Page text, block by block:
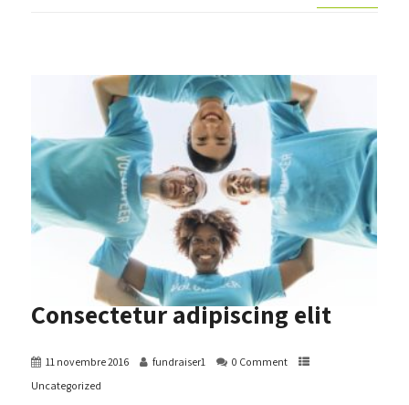
Consectetur adipiscing elit
11 novembre 2016 fundraiser1
0 Comment
Uncategorized